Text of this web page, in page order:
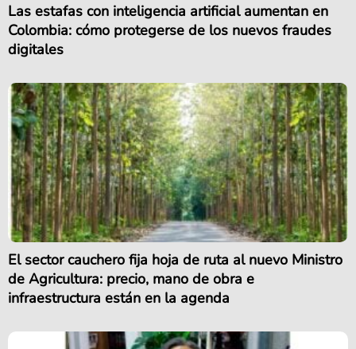
Las estafas con inteligencia artificial aumentan en
Colombia: cómo protegerse de los nuevos fraudes
digitales
El sector cauchero fija hoja de ruta al nuevo Ministro
de Agricultura: precio, mano de obra e
infraestructura están en la agenda